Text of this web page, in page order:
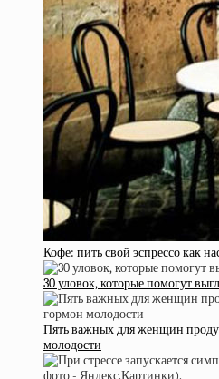
Кофе: пить свой эспрессо как
30 уловок, которые помогут
Пять важных для женщин
молодости